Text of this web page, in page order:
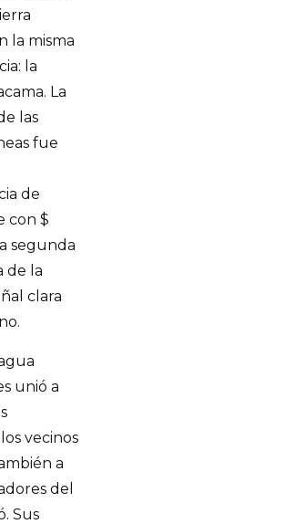
la misma
la
La
las
fue
de
con $
segunda
de la
clara
unió a
vecinos
a
del
Sus